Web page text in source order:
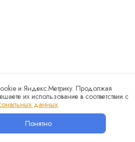
и Яндекс.Метрику. Продолжая
их использование в соответствии с
данных.
Понятно